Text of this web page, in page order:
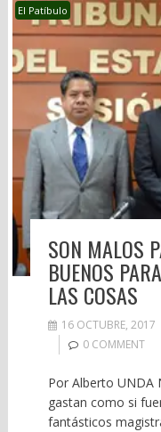
El Patíbulo
SON MALOS
BUENOS
LAS COSAS
16 OCTUBRE, 2017
0 COMMENT
Por Alberto UNDA
gastan como si
fantásticos